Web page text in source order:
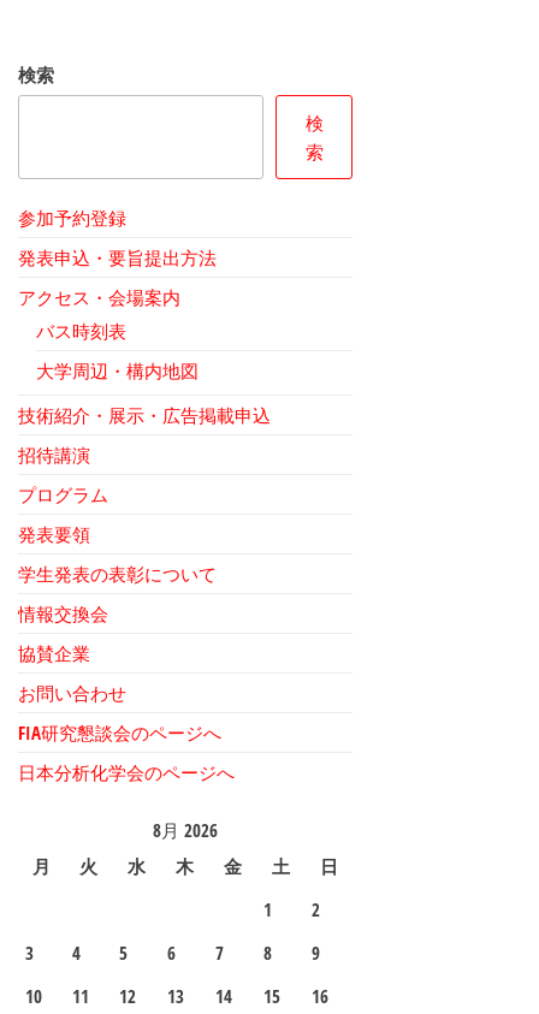
検索
検
索
参加予約登録
発表申込・要旨提出方法
アクセス・会場案内
バス時刻表
大学周辺・構内地図
技術紹介・展示・広告掲載申込
招待講演
プログラム
発表要領
学生発表の表彰について
情報交換会
協賛企業
お問い合わせ
FIA研究懇談会のページへ
日本分析化学会のページへ
8月 2026
月
火 水 木 金 土
日
1
2
3
4 5 6 7 8
9
10
11 12 13 14 15 16